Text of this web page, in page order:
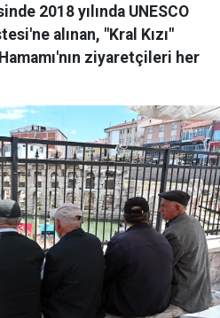
2018 yılında UNESCO
alınan, "Kral Kızı"
ziyaretçileri her